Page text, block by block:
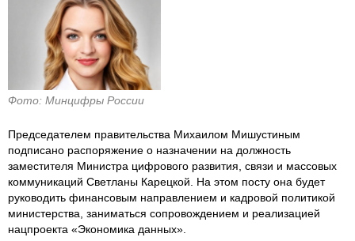
Фото: Минцифры России
Председателем правительства Михаилом Мишустиным
подписано распоряжение о назначении на должность
заместителя Министра цифрового развития, связи и массовых
коммуникаций Светланы Карецкой. На этом посту она будет
руководить финансовым направлением и кадровой политикой
министерства, заниматься сопровождением и реализацией
нацпроекта «Экономика данных».